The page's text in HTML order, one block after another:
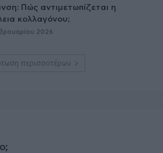
Πώς αντιμετωπίζεται η
κολλαγόνου;
2026
περισσοτέρων